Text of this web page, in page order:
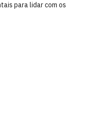
para lidar com os